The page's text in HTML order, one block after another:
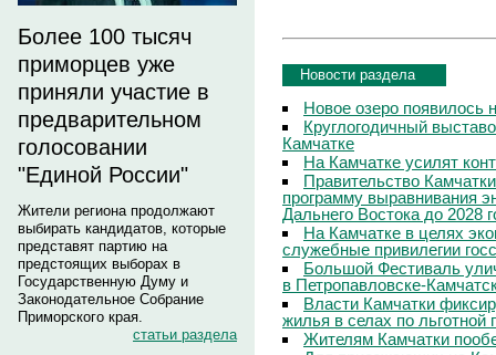
Более 100 тысяч
приморцев уже
приняли участие в
предварительном
голосовании
"Единой России"
Жители региона продолжают
выбирать кандидатов, которые
представят партию на
предстоящих выборах в
Государственную Думу и
Законодательное Собрание
Приморского края.
статьи раздела
Новости раздела
Новое озеро появилось
Круглогодичный
Камчатке
На Камчатке усилят
Правительство
программу выравнивания
Дальнего Востока до 2028
На Камчатке в целях
служебные привилегии
Большой Фестиваль
в Петропавловске-
Власти Камчатки
жилья в селах по льготной
Жителям Камчатки